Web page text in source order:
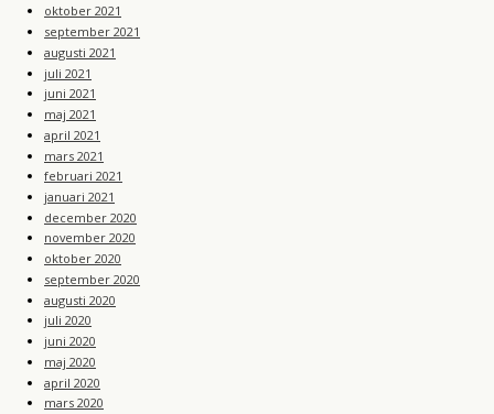
oktober 2021
september 2021
augusti 2021
juli 2021
juni 2021
maj 2021
april 2021
mars 2021
februari 2021
januari 2021
december 2020
november 2020
oktober 2020
september 2020
augusti 2020
juli 2020
juni 2020
maj 2020
april 2020
mars 2020